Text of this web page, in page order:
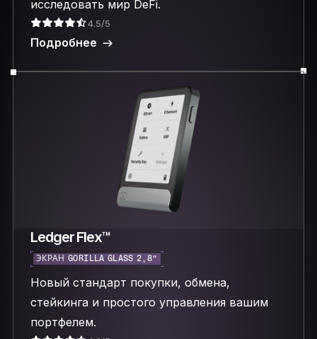
исследовать мир DeFi.
4.5/5
Подробнее
Ledger Flex™
ЭКРАН GORILLA GLASS 2,8″
Новый стандарт покупки, обмена,
стейкинга и простого управления вашим
портфелем.